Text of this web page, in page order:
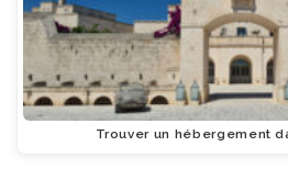
Trouver un hébergement